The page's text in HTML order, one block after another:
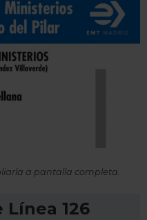
a pantalla completa.
126